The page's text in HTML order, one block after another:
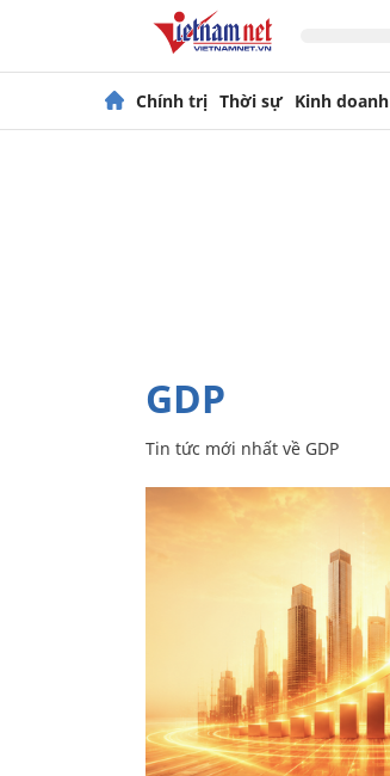
Chính trị Thời sự Kinh doanh
GDP
Tin tức mới nhất về GDP